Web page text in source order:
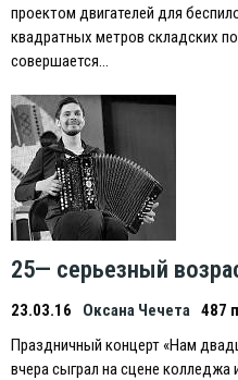
проектом двигателей для
квадратных метров складских
совершается…
25— серьезный
23.03.16 Оксана Чечета 487
Праздничный концерт «Нам
вчера сыграл на сцене колледжа